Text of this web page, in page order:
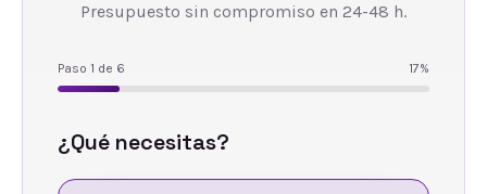
Presupuesto sin compromiso en 24-48 h.
Paso 1 de 6 17%
¿Qué necesitas?